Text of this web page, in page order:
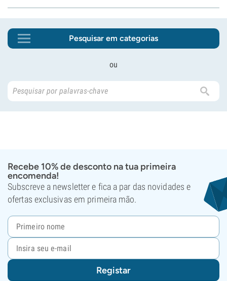
Pesquisar em categorias
ou
Recebe 10% de desconto na tua primeira
encomenda!
Subscreve a newsletter e fica a par das novidades e
ofertas exclusivas em primeira mão.
Registar